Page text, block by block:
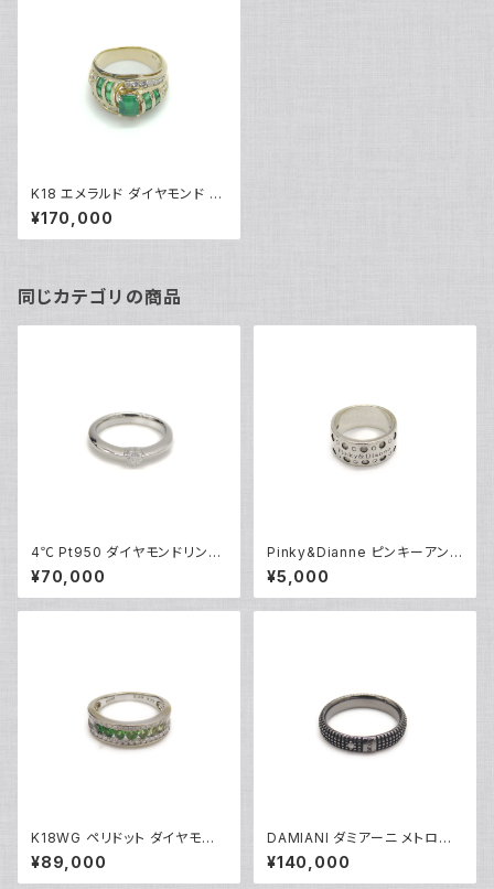
K18 エメラルド ダイヤモンド デ
ザインリング 18金 指輪 16.5号
Y04078
¥170,000
同じカテゴリの商品
4℃ Pt950 ダイヤモンドリング
[True Love] プラチナ 指輪 8
号 Y05242
¥70,000
Pinky&Dianne ピンキーアンド
ダイアン シルバーリング 指輪 9
号 Y04624
¥5,000
K18WG ペリドット ダイヤモンド
デザインリング 18金 ホワイトゴ
ールド 指輪 12号 Y05244
¥89,000
DAMIANI ダミアーニ メトロポ
リタンドリーム 1Pダイヤモンド
リング K18WG 18金 指輪 17号
¥140,000